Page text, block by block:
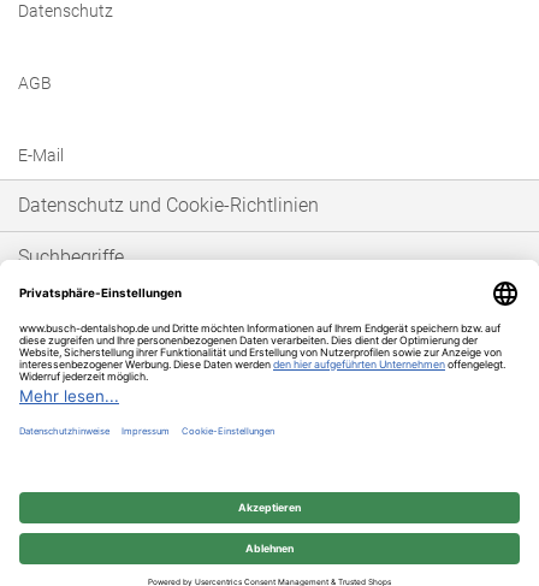
Datenschutz
AGB
E-Mail
Datenschutz und Cookie-Richtlinien
Suchbegriffe
Bestellungen und Rücksendungen
© 2025 BUSCH & CO. GmbH & Co. KG | Unterkaltenbach 17-27 | D - 51766
Engelskirchen | Telefon +49 (0) 22 63 - 86 - 380 | Telefax +49 (0) 22 63 - 2 07 41